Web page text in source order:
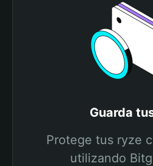
Guarda
Protege tus ryze
utilizando